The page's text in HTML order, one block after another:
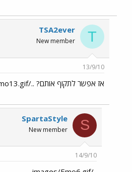
T
TSA2ever
New member
13/9/10
אז אפשר לתקוף אותם? ../images/Emo13.gif
S
SpartaStyle
New member
14/9/10